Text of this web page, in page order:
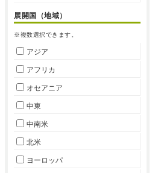
展開国（地域）
※複数選択できます。
アジア
アフリカ
オセアニア
中東
中南米
北米
ヨーロッパ